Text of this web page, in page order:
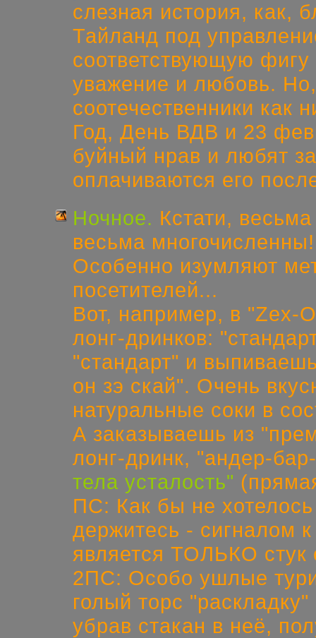
слезная история, как,
Тайланд под
соответствующую
уважение и любовь.
соотечественники как
Год, День ВДВ и 23
буйный нрав и любят
оплачиваются его
Ночное. Кстати,
весьма
Особенно изумляют
посетителей...
Вот, например, в "Zex-
лонг-дринков:
"стандарт" и
он зэ скай". Очень
натуральные соки в
А заказываешь из
лонг-дринк, "андер-
тела усталость"
ПС: Как бы не
держитесь - сигналом
является ТОЛЬКО стук
2ПС: Особо ушлые
голый торс
убрав стакан в неё,